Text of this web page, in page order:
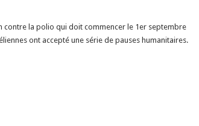
contre la polio qui doit commencer le 1er septembre
ont accepté une série de pauses humanitaires.